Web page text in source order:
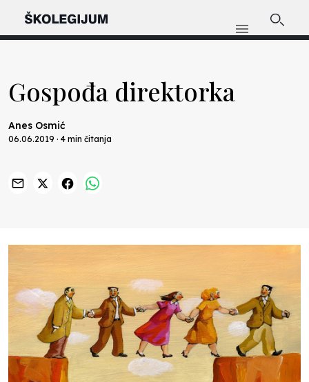
Gospođa direktorka
Anes Osmić
06.06.2019 · 4 min čitanja